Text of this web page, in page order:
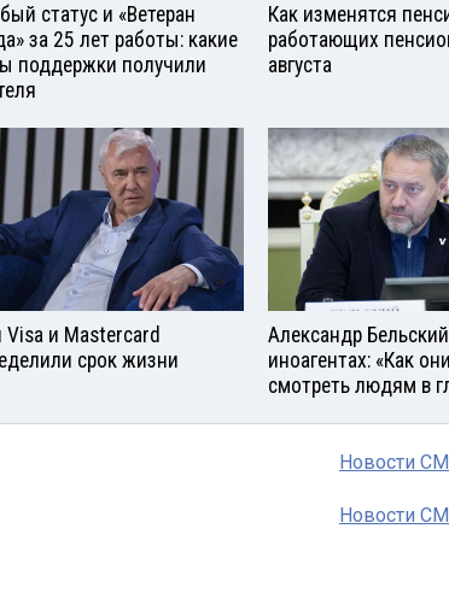
статус и «Ветеран
за 25 лет работы: какие
поддержки получили
Как изменятся
работающих
августа
и Mastercard
срок жизни
Александр
иноагентах: «Как
смотреть людям в
Новости
Новости